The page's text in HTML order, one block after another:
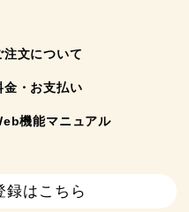
注文について
金・お支払い
機能マニュアル
録はこちら